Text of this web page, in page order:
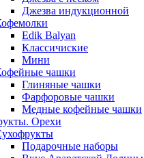
Джезва индукционной
Edik Balyan
Классичиские
Мини
чашки
Глиняные чашки
Фарфоровые чашки
Медные кофейные чашки
Орехи
Подарочные наборы